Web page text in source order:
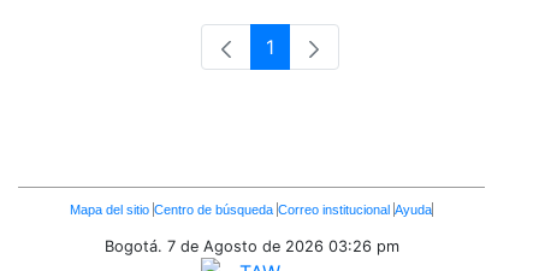
Página
1
Enlaces
Inferiores
Mapa del sitio Centro de búsqueda Correo institucional Ayuda
Bogotá. 7 de Agosto de 2026 03:26 pm